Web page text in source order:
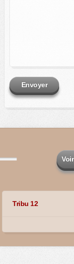
Envoyer
Tribu 12